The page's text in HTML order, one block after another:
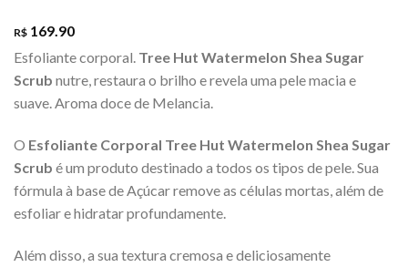
R$ 169.90
Esfoliante corporal. Tree Hut Watermelon Shea Sugar
Scrub nutre, restaura o brilho e revela uma pele macia e
suave. Aroma doce de Melancia.
O Esfoliante Corporal Tree Hut Watermelon Shea Sugar
Scrub é um produto destinado a todos os tipos de pele. Sua
fórmula à base de Açúcar remove as células mortas, além de
esfoliar e hidratar profundamente.
Além disso, a sua textura cremosa e deliciosamente